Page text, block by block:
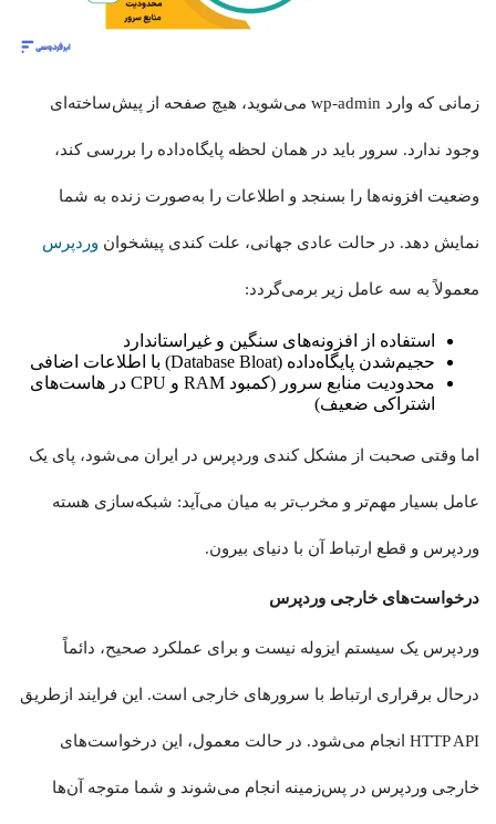
زمانی که وارد wp-admin می‌شوید، هیچ صفحه از پیش‌ساخته‌ای
وجود ندارد. سرور باید در همان لحظه پایگاه‌داده را بررسی کند،
وضعیت افزونه‌ها را بسنجد و اطلاعات را به‌صورت زنده به شما
نمایش دهد. در حالت عادی جهانی، علت کندی پیشخوان وردپرس
معمولاً به سه عامل زیر برمی‌گردد:
استفاده از افزونه‌های سنگین و غیراستاندارد
حجیم‌شدن پایگاه‌داده (Database Bloat) با اطلاعات اضافی
محدودیت منابع سرور (کمبود RAM و CPU در هاست‌های
اشتراکی ضعیف)
اما وقتی صحبت از مشکل کندی وردپرس در ایران می‌شود، پای یک
عامل بسیار مهم‌تر و مخرب‌تر به میان می‌آید: شبکه‌سازی هسته
وردپرس و قطع ارتباط آن با دنیای بیرون.
درخواست‌های خارجی وردپرس
وردپرس یک سیستم ایزوله نیست و برای عملکرد صحیح، دائماً
درحال برقراری ارتباط با سرورهای خارجی است. این فرایند ازطریق
HTTP API انجام می‌شود. در حالت معمول، این درخواست‌های
خارجی وردپرس در پس‌زمینه انجام می‌شوند و شما متوجه آن‌ها